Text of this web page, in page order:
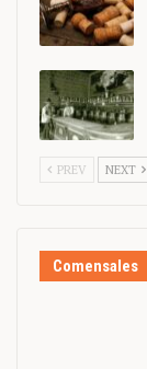
PREV NEXT
Comensales